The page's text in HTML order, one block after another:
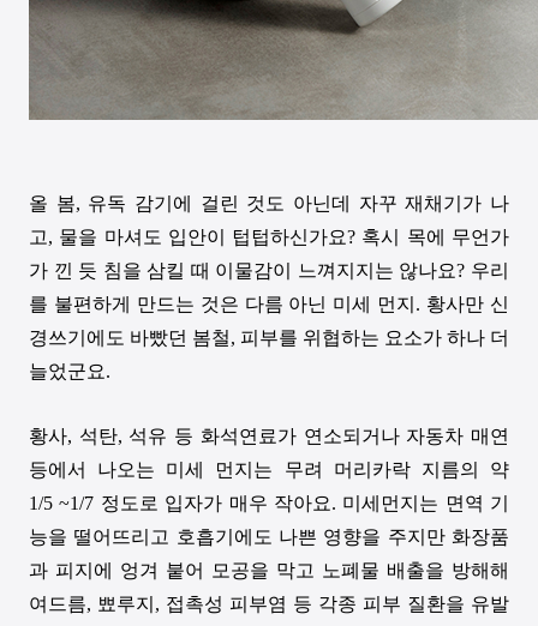
올 봄, 유독 감기에 걸린 것도 아닌데 자꾸 재채기가 나
고, 물을 마셔도 입안이 텁텁하신가요? 혹시 목에 무언가
가 낀 듯 침을 삼킬 때 이물감이 느껴지지는 않나요? 우리
를 불편하게 만드는 것은 다름 아닌 미세 먼지 . 황사만 신
경쓰기에도 바빴던 봄철, 피부를 위협하는 요소가 하나 더
늘었군요.
황사, 석탄, 석유 등 화석연료가 연소되거나 자동차 매연
등에서 나오는 미세 먼지는 무려 머리카락 지름의 약
1/5~1/7 정도로 입자가 매우 작아요. 미세먼지는 면역 기
능을 떨어뜨리고 호흡기에도 나쁜 영향을 주지만 화장품
과 피지에 엉겨 붙어 모공을 막고 노폐물 배출을 방해해
여드름, 뾰루지 , 접촉성 피부염 등 각종 피부 질환을 유발